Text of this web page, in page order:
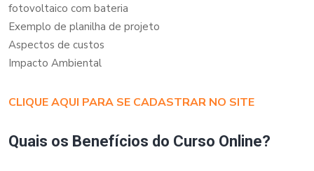
fotovoltaico com bateria
Exemplo de planilha de projeto
Aspectos de custos
Impacto Ambiental
CLIQUE AQUI PARA SE CADASTRAR NO SITE
Quais os Benefícios do Curso Online?